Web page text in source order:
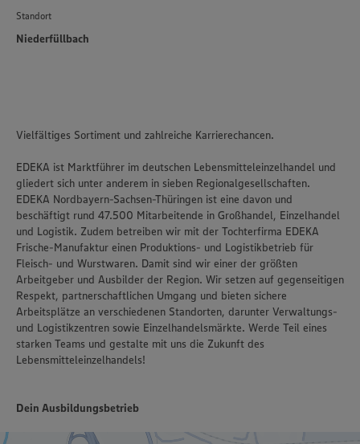
Standort
Niederfüllbach
Vielfältiges Sortiment und zahlreiche Karrierechancen.
EDEKA ist Marktführer im deutschen Lebensmitteleinzelhandel und
gliedert sich unter anderem in sieben Regionalgesellschaften.
EDEKA Nordbayern-Sachsen-Thüringen ist eine davon und
beschäftigt rund 47.500 Mitarbeitende in Großhandel, Einzelhandel
und Logistik. Zudem betreiben wir mit der Tochterfirma EDEKA
Frische-Manufaktur einen Produktions- und Logistikbetrieb für
Fleisch- und Wurstwaren. Damit sind wir einer der größten
Arbeitgeber und Ausbilder der Region. Wir setzen auf gegenseitigen
Respekt, partnerschaftlichen Umgang und bieten sichere
Arbeitsplätze an verschiedenen Standorten, darunter Verwaltungs-
und Logistikzentren sowie Einzelhandelsmärkte. Werde Teil eines
starken Teams und gestalte mit uns die Zukunft des
Lebensmitteleinzelhandels!
Dein Ausbildungsbetrieb